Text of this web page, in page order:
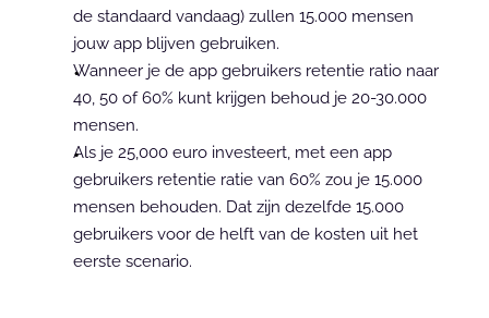
de standaard vandaag) zullen 15.000 mensen
jouw app blijven gebruiken.
Wanneer je de app gebruikers retentie ratio naar
40, 50 of 60% kunt krijgen behoud je 20-30.000
mensen.
Als je 25,000 euro investeert, met een app
gebruikers retentie ratie van 60% zou je 15.000
mensen behouden. Dat zijn dezelfde 15.000
gebruikers voor de helft van de kosten uit het
eerste scenario.